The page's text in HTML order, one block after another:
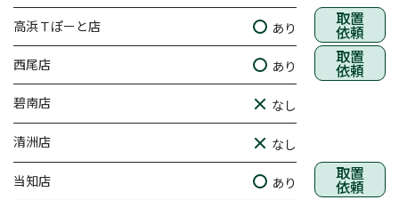
高浜Ｔぽーと店 あり 取置
依頼
西尾店 あり 取置
依頼
碧南店 なし
清洲店 なし
当知店 あり 取置
依頼